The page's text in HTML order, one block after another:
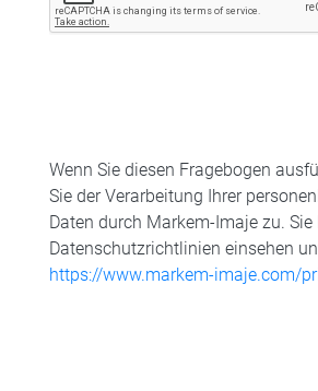
Wenn Sie diesen Fragebogen
Sie der Verarbeitung Ihrer
Daten durch Markem-Imaje zu.
Datenschutzrichtlinien einsehen
https://www.markem-imaje.com/